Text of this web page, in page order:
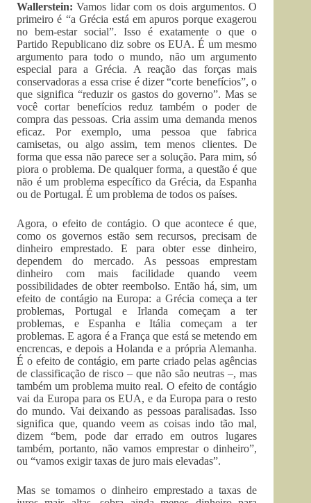
Wallerstein:Vamos lidar com os dois argumentos. O
primeiro é “a Grécia está em apuros porque exagerou
no bem-estar social”. Isso é exatamente o que o
Partido Republicano diz sobre os EUA. É um mesmo
argumento para todo o mundo, não um argumento
especial para a Grécia. A reação das forças mais
conservadoras a essa crise é dizer “corte benefícios”, o
que significa “reduzir os gastos do governo”. Mas se
você cortar benefícios reduz também o poder de
compra das pessoas. Cria assim uma demanda menos
eficaz. Por exemplo, uma pessoa que fabrica
camisetas, ou algo assim, tem menos clientes. De
forma que essa não parece ser a solução. Para mim, só
piora o problema. De qualquer forma, a questão é que
não é um problema específico da Grécia, da Espanha
ou de Portugal. É um problema de todos os países.
Agora, o efeito de contágio. O que acontece é que,
como os governos estão sem recursos, precisam de
dinheiro emprestado. E para obter esse dinheiro,
dependem do mercado. As pessoas emprestam
dinheiro com mais facilidade quando veem
possibilidades de obter reembolso. Então há, sim, um
efeito de contágio na Europa: a Grécia começa a ter
problemas, Portugal e Irlanda começam a ter
problemas, e Espanha e Itália começam a ter
problemas. E agora é a França que está se metendo em
encrencas, e depois a Holanda e a própria Alemanha.
É o efeito de contágio, em parte criado pelas agências
de classificação de risco – que não são neutras –, mas
também um problema muito real. O efeito de contágio
vai da Europa para os EUA, e da Europa para o resto
do mundo. Vai deixando as pessoas paralisadas. Isso
significa que, quando veem as coisas indo tão mal,
dizem “bem, pode dar errado em outros lugares
também, portanto, não vamos emprestar o dinheiro”,
ou “vamos exigir taxas de juro mais elevadas”.
Mas se tomamos o dinheiro emprestado a taxas de